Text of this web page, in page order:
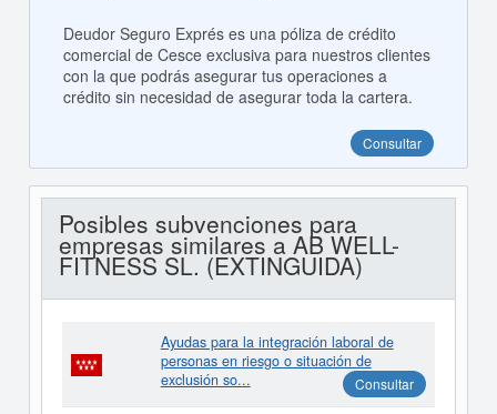
Deudor Seguro Exprés es una póliza de crédito
comercial de Cesce exclusiva para nuestros clientes
con la que podrás asegurar tus operaciones a
crédito sin necesidad de asegurar toda la cartera.
Consultar
Posibles subvenciones para
empresas similares a AB WELL-
FITNESS SL. (EXTINGUIDA)
Ayudas para la integración laboral de
personas en riesgo o situación de
exclusión so...
Consultar